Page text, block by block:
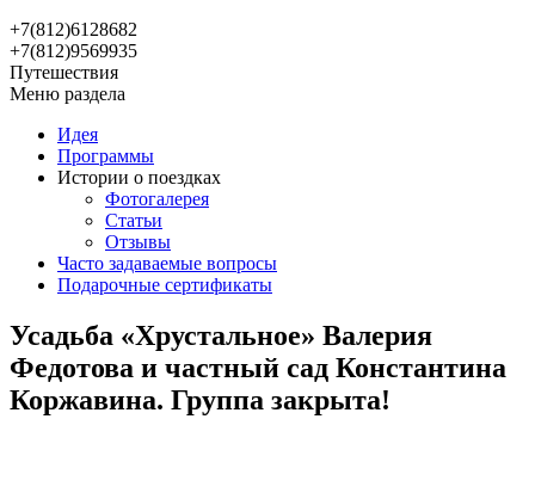
+7(812)6128682
+7(812)9569935
Путешествия
Меню раздела
Идея
Программы
Истории о поездках
Фотогалерея
Статьи
Отзывы
Часто задаваемые вопросы
Подарочные сертификаты
Усадьба «Хрустальное» Валерия
Федотова и частный сад Константина
Коржавина. Группа закрыта!